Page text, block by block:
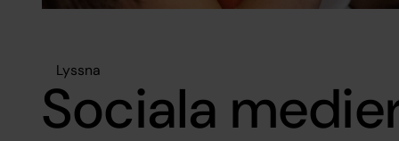
Lyssna
Sociala